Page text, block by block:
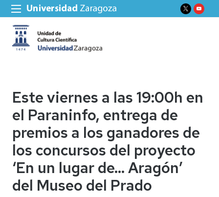
Este viernes a las 19:00h en
el Paraninfo, entrega de
premios a los ganadores de
los concursos del proyecto
‘En un lugar de… Aragón’
del Museo del Prado